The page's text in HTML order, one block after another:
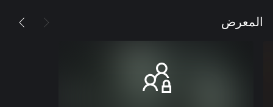
المعرض